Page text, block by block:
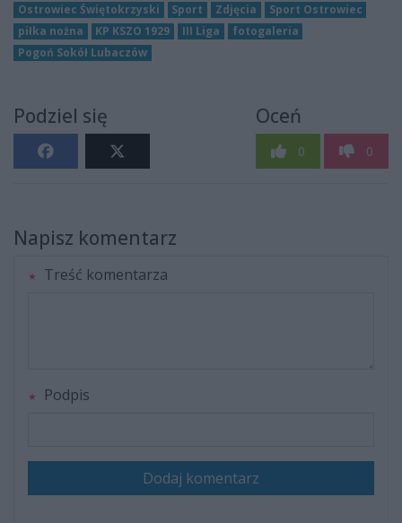
Ostrowiec Świętokrzyski Sport Zdjęcia
Sport Ostrowiec
piłka nożna
KP KSZO 1929 III Liga
fotogaleria
Pogoń Sokół Lubaczów
Podziel się Oceń
0 0
Napisz komentarz
Treść komentarza
Podpis
Dodaj komentarz